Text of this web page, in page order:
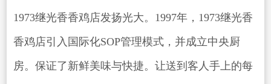
1973继光香香鸡店发扬光大。1997年，1973继光香
香鸡店引入国际化SOP管理模式，并成立中央厨
房。保证了新鲜美味与快捷。让送到客人手上的每